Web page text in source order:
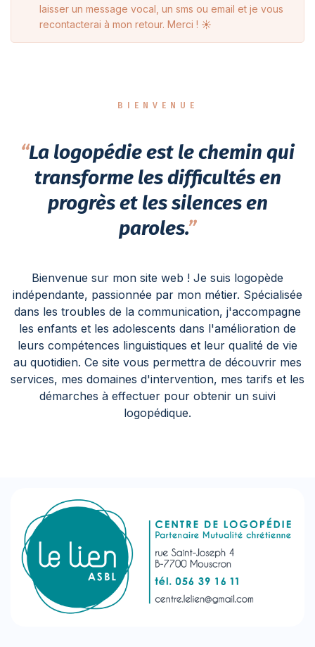
laisser un message vocal, un sms ou email et je vous
recontacterai à mon retour. Merci ! ☀️
BIENVENUE
“La logopédie est le chemin qui
transforme les difficultés en
progrès et les silences en
paroles.”
Bienvenue sur mon site web ! Je suis logopède
indépendante, passionnée par mon métier. Spécialisée
dans les troubles de la communication, j'accompagne
les enfants et les adolescents dans l'amélioration de
leurs compétences linguistiques et leur qualité de vie
au quotidien. Ce site vous permettra de découvrir mes
services, mes domaines d'intervention, mes tarifs et les
démarches à effectuer pour obtenir un suivi
logopédique.